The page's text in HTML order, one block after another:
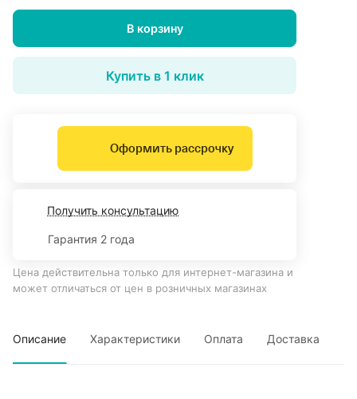
В корзину
Купить в 1 клик
Оформить рассрочку
Получить консультацию
Гарантия 2 года
Цена действительна только для интернет-магазина и
может отличаться от цен в розничных магазинах
Описание Характеристики Оплата Доставка